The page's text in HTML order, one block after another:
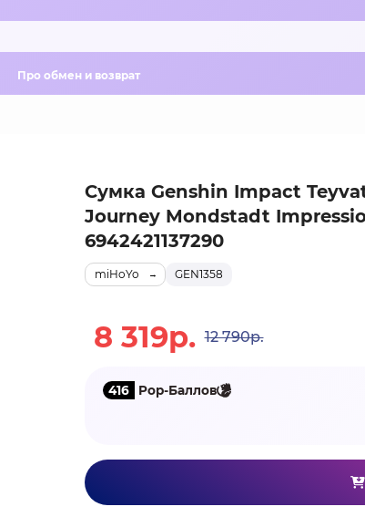
Про обмен и возврат
Сумка Genshin Impact
Journey Mondstadt
6942421137290
GEN1358
miHoYo
8 319р. 12 790р.
416 Pop-Баллов